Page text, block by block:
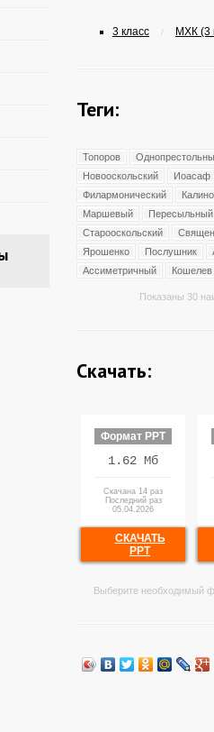
3 класс / МХК (3
Теги:
Топоров
Новооскольский
Иоасаф
Филармонический
Маршевый
Пересыльный
Старооскольский
Ярошенко
Послушник
Ассиметричный
Кошелев
Показаны 30
Скачать:
Формат PPT
1.62 Мб
Скачана 14 раз
Последний раз
05.04.2026
СКАЧАТЬ
PPT
Выберите необходимый